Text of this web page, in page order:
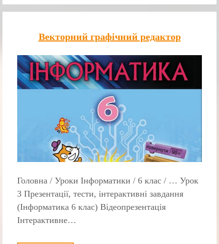
Векторний графічний редактор
Головна / Уроки Інформатики / 6 клас / … Урок
3 Презентації, тести, інтерактивні завдання
(Інформатика 6 клас) Відеопрезентація
Інтерактивне…